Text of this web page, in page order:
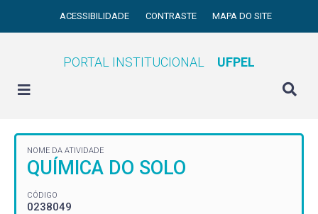
ACESSIBILIDADE CONTRASTE MAPA DO SITE
PORTAL INSTITUCIONAL UFPEL
NOME DA ATIVIDADE
QUÍMICA DO SOLO
CÓDIGO
0238049